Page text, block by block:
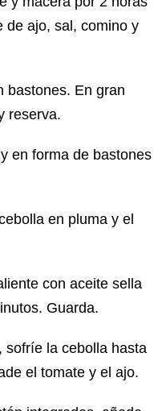
de ajo, sal, comino y
bastones. En gran
reserva.
en forma de bastones
en pluma y el
con aceite sella
Guarda.
sofríe la cebolla hasta
el tomate y el ajo.